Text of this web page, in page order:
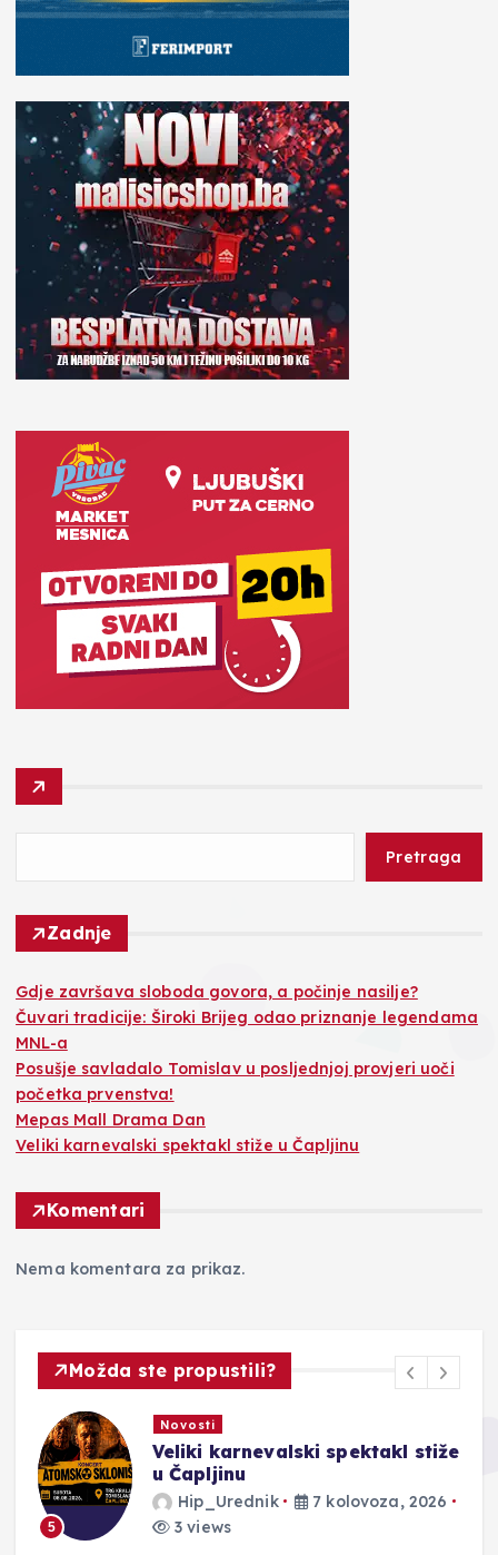
Pretraga
Zadnje
Gdje završava sloboda govora, a počinje nasilje?
Čuvari tradicije: Široki Brijeg odao priznanje legendama
MNL-a
Posušje savladalo Tomislav u posljednjoj provjeri uoči
početka prvenstva!
Mepas Mall Drama Dan
Veliki karnevalski spektakl stiže u Čapljinu
Komentari
Nema komentara za prikaz.
Možda ste propustili?
5
Novosti
Veliki karnevalski spektakl stiže
u Čapljinu
Hip_Urednik
7 kolovoza, 2026
3 views